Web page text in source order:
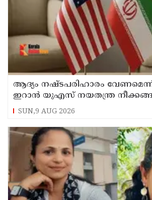
ആദ്യം നഷ്ടപരിഹാരം
ഇറാന്‍ യുഎസ് നയതന്ത്ര
അനിശ്ചിതത്വം
SUN,9 AUG 2026